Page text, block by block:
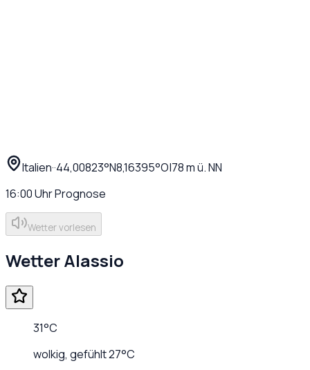
Italien··44,00823°N8,16395°O|78m ü. NN
16:00UhrPrognose
Wetter vorlesen
WetterAlassio
31°C
wolkig, gefühlt27°C